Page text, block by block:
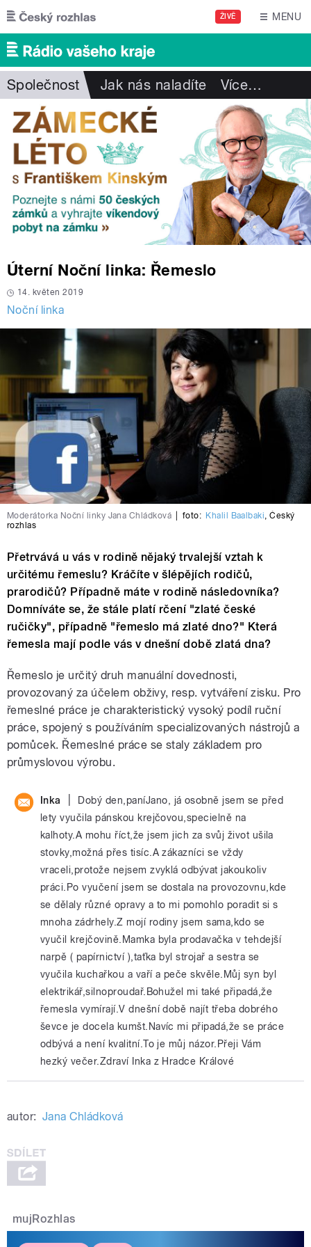
Přejít k hlavnímu obsahu
ŽIVĚ MENU
Společnost Jak nás naladíte Více…
Úterní Noční linka: Řemeslo
14. květen 2019
Noční linka
Moderátorka Noční linky Jana Chládková foto: Khalil Baalbaki,Český
rozhlas
Přetrvává u vás v rodině nějaký trvalejší vztah k
určitému řemeslu? Kráčíte v šlépějích rodičů,
prarodičů? Případně máte v rodině následovníka?
Domníváte se, že stále platí rčení "zlaté české
ručičky", případně "řemeslo má zlaté dno?" Která
řemesla mají podle vás v dnešní době zlatá dna?
Řemeslo je určitý druh manuální dovednosti,
provozovaný za účelem obživy, resp. vytváření zisku. Pro
řemeslné práce je charakteristický vysoký podíl ruční
práce, spojený s používáním specializovaných nástrojů a
pomůcek. Řemeslné práce se staly základem pro
průmyslovou výrobu.
Inka
Dobý den,paníJano, já osobně jsem se před
lety vyučila pánskou krejčovou,specielně na
kalhoty.A mohu říct,že jsem jich za svůj život ušila
stovky,možná přes tisíc.A zákazníci se vždy
vraceli,protože nejsem zvyklá odbývat jakoukoliv
práci.Po vyučení jsem se dostala na provozovnu,kde
se dělaly různé opravy a to mi pomohlo poradit si s
mnoha zádrhely.Z mojí rodiny jsem sama,kdo se
vyučil krejčovině.Mamka byla prodavačka v tehdejší
narpě ( papírnictví ),taťka byl strojař a sestra se
vyučila kuchařkou a vaří a peče skvěle.Můj syn byl
elektrikář,silnoproudař.Bohužel mi také připadá,že
řemesla vymírají.V dnešní době najít třeba dobrého
ševce je docela kumšt.Navíc mi připadá,že se práce
odbývá a není kvalitní.To je můj názor.Přeji Vám
hezký večer.Zdraví Inka z Hradce Králové
autor: Jana Chládková
mujRozhlas